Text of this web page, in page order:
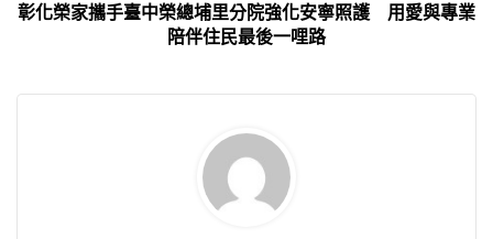
彰化榮家攜手臺中榮總埔里分院強化安寧照護 用愛與專業
陪伴住民最後一哩路